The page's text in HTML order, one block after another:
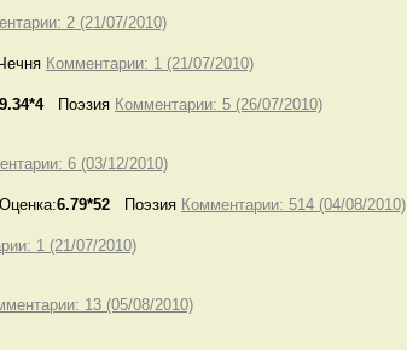
2 (21/07/2010)
Комментарии: 1 (21/07/2010)
9.34*4Поэзия Комментарии: 5 (26/07/2010)
6 (03/12/2010)
Оценка:6.79*52 Поэзия Комментарии: 514 (04/08/2010)
1 (21/07/2010)
13 (05/08/2010)